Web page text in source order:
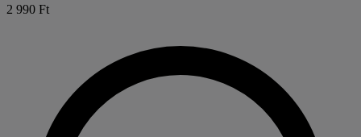
2 990 Ft